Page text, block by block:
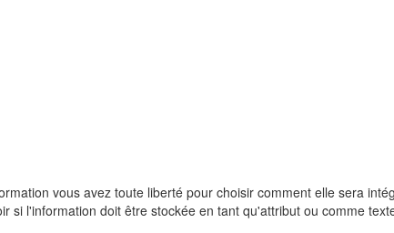
vous avez toute liberté pour choisir comment elle sera
si l'information doit être stockée en tant qu'attribut ou comme